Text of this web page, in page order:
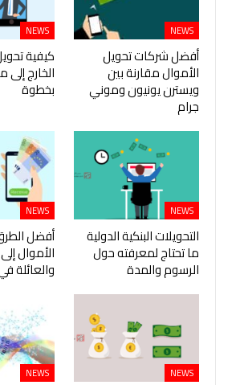
NEWS
أفضل شركات تحويل
الأموال مقارنة بين
ويسترن يونيون وموني
جرام
NEWS
كيفية
الخارج
بخطوة
NEWS
التحويلات البنكية الدولية
ما تحتاج لمعرفته حول
الرسوم والمدة
NEWS
أفضل
الأموال
والعائلة
NEWS
NEWS